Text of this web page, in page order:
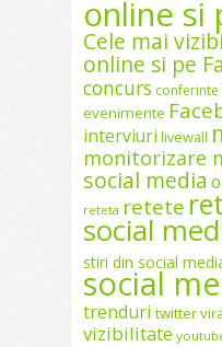
online si
Cele mai
online si pe
concurs conferinte
evenimente
interviuri livewall
monitorizare
social media
reteta retete
social
stiri din social
social
trenduri twitter
vizibilitate